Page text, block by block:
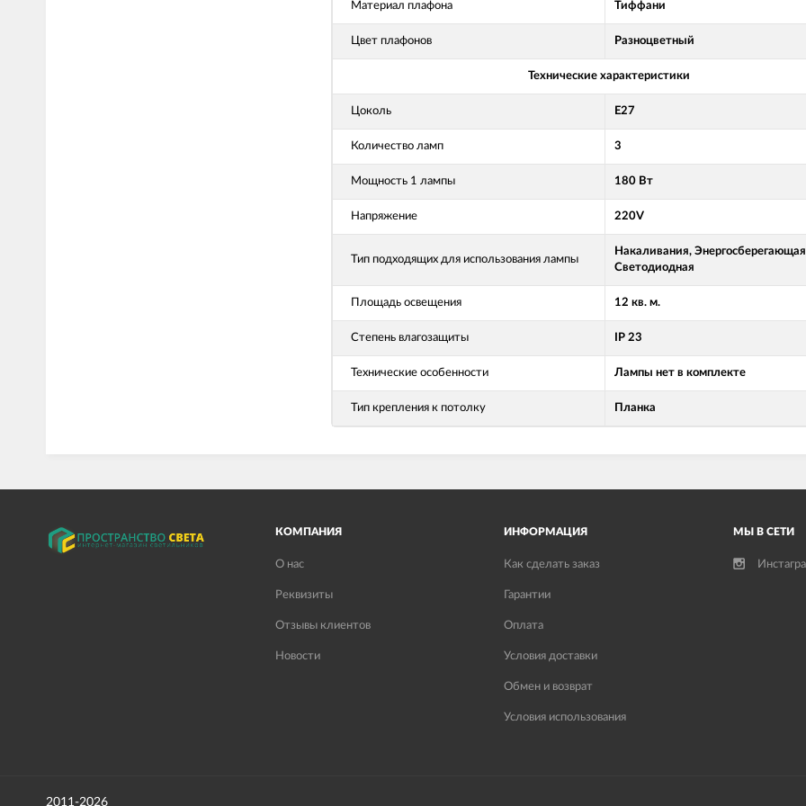
Материал плафона Тиффани
Цвет плафонов Разноцветный
Технические характеристики
Цоколь E27
Количество ламп 3
Мощность 1 лампы 180 Вт
Напряжение 220V
Тип подходящих для использования лампы
Накаливания,
Светодиодная
Площадь освещения 12 кв. м.
Степень влагозащиты IP 23
Технические особенности Лампы нет в комплекте
Тип крепления к потолку Планка
КОМПАНИЯ
О нас
Реквизиты
Отзывы клиентов
Новости
ИНФОРМАЦИЯ
Как сделать заказ
Гарантии
Оплата
Условия доставки
Обмен и возврат
Условия использования
МЫ В СЕТИ
2011-2026